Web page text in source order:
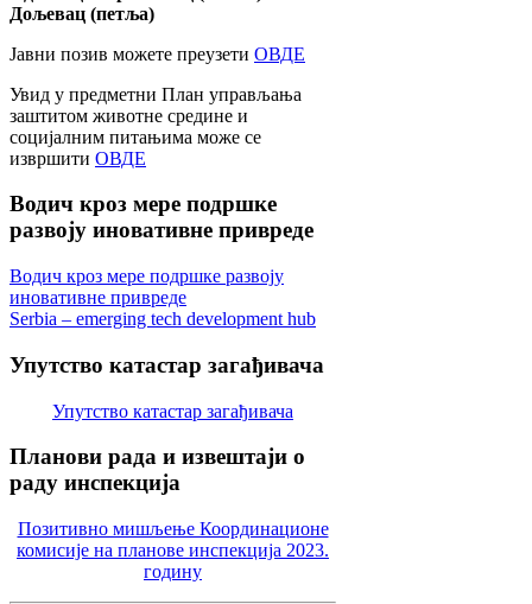
Дољевац (петља)
Јавни позив можете преузети ОВДЕ
Увид у предметни План управљања
заштитом животне средине и
социјалним питањима може се
извршити ОВДЕ
Водич кроз мере подршке
развоју иновативне привреде
Водич кроз мере подршке развоју
иновативне привреде
Serbia – emerging tech development hub
Упутство катастар загађивача
Упутство катастар загађивача
Планови рада и извештаји о
раду инспекција
Позитивно мишљење Координационе
комисије на планове инспекција 2023.
годину